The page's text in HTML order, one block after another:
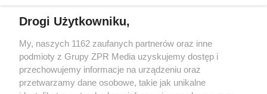
Drogi Użytkowniku,
My, naszych 1162 zaufanych partnerów oraz inne
podmioty z Grupy ZPR Media uzyskujemy dostęp i
przechowujemy informacje na urządzeniu oraz
przetwarzamy dane osobowe, takie jak unikalne